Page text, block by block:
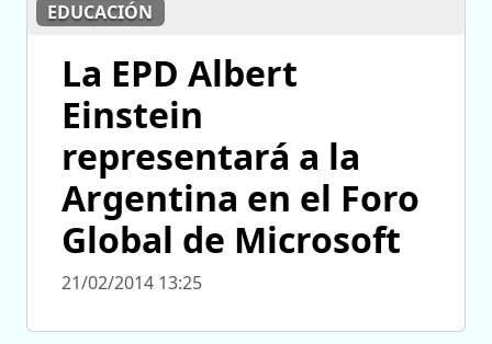
EDUCACIÓN
La EPD Albert
Einstein
representará a la
Argentina en el Foro
Global de Microsoft
21/02/2014 13:25